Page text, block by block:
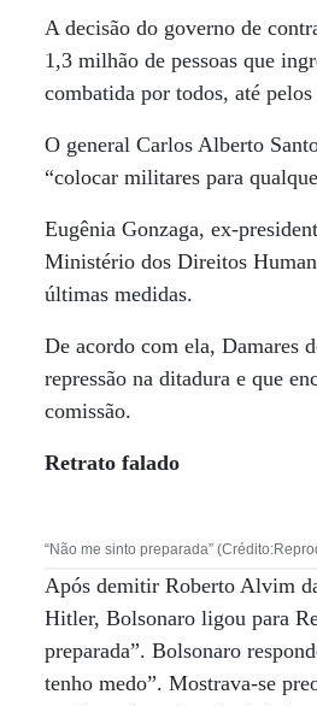
A decisão do governo de
1,3 milhão de pessoas que
combatida por todos, até
O general Carlos Alberto
“colocar militares para
Eugênia Gonzaga, ex-
Ministério dos Direitos
últimas medidas.
De acordo com ela, Damares
repressão na ditadura e que
comissão.
Retrato falado
“Não me sinto preparada”
Após demitir Roberto Alvim
Hitler, Bolsonaro ligou para
preparada”. Bolsonaro
tenho medo”. Mostrava-se